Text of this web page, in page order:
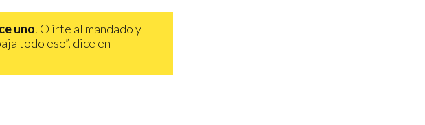
uno. O irte al mandado y
todo eso”, dice en